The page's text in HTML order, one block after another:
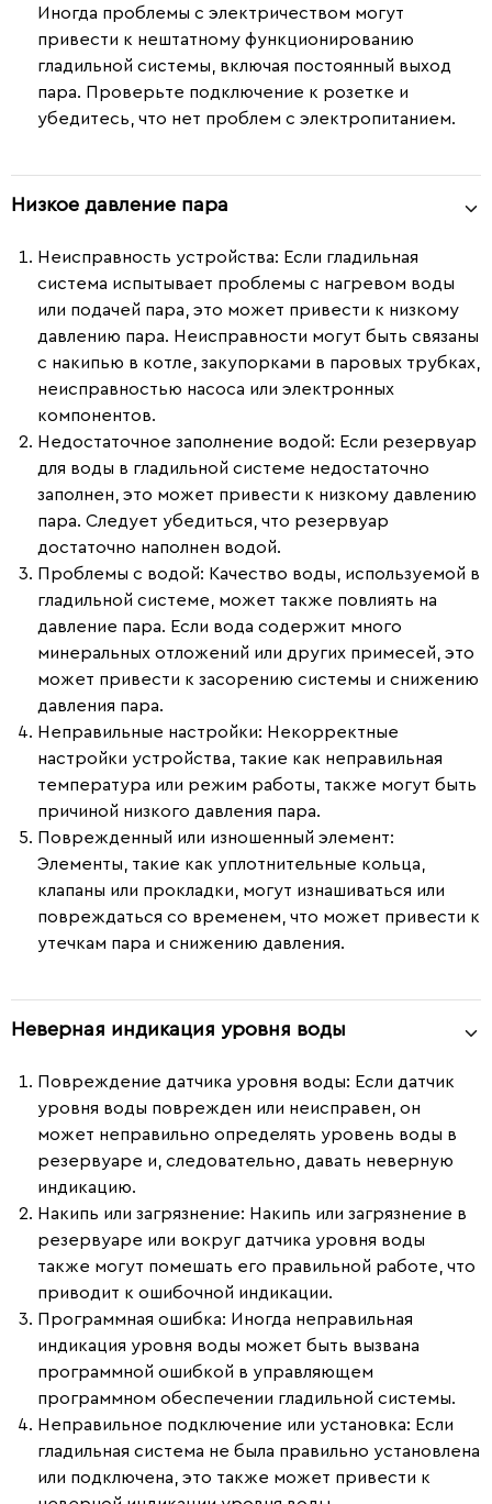
Иногда проблемы с электричеством могут
привести к нештатному функционированию
гладильной системы, включая постоянный выход
пара. Проверьте подключение к розетке и
убедитесь, что нет проблем с электропитанием.
Низкое давление пара
Неисправность устройства: Если гладильная
система испытывает проблемы с нагревом воды
или подачей пара, это может привести к низкому
давлению пара. Неисправности могут быть связаны
с накипью в котле, закупорками в паровых трубках,
неисправностью насоса или электронных
компонентов.
Недостаточное заполнение водой: Если резервуар
для воды в гладильной системе недостаточно
заполнен, это может привести к низкому давлению
пара. Следует убедиться, что резервуар
достаточно наполнен водой.
Проблемы с водой: Качество воды, используемой в
гладильной системе, может также повлиять на
давление пара. Если вода содержит много
минеральных отложений или других примесей, это
может привести к засорению системы и снижению
давления пара.
Неправильные настройки: Некорректные
настройки устройства, такие как неправильная
температура или режим работы, также могут быть
причиной низкого давления пара.
Поврежденный или изношенный элемент:
Элементы, такие как уплотнительные кольца,
клапаны или прокладки, могут изнашиваться или
повреждаться со временем, что может привести к
утечкам пара и снижению давления.
Неверная индикация уровня воды
Повреждение датчика уровня воды: Если датчик
уровня воды поврежден или неисправен, он
может неправильно определять уровень воды в
резервуаре и, следовательно, давать неверную
индикацию.
Накипь или загрязнение: Накипь или загрязнение в
резервуаре или вокруг датчика уровня воды
также могут помешать его правильной работе, что
приводит к ошибочной индикации.
Программная ошибка: Иногда неправильная
индикация уровня воды может быть вызвана
программной ошибкой в управляющем
программном обеспечении гладильной системы.
Неправильное подключение или установка: Если
гладильная система не была правильно установлена
или подключена, это также может привести к